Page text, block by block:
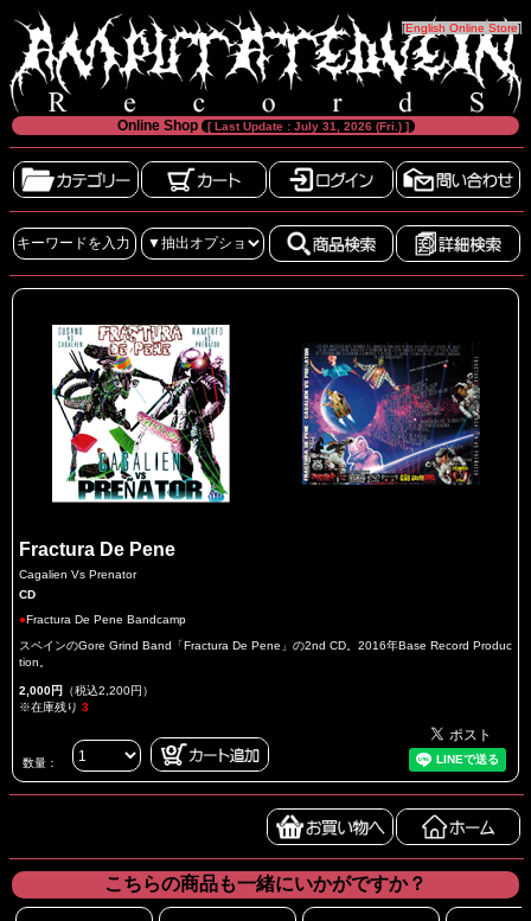
[English Online Store]
Online Shop [ Last Update : July 31, 2026 (Fri.) ]
Fractura De Pene
Cagalien Vs Prenator
CD
●Fractura De Pene Bandcamp
スペインのGore Grind Band「Fractura De Pene」の2nd CD。2016年Base Record Produc
tion。
2,000円 （税込2,200円）
※在庫残り 3
数量：
こちらの商品も一緒にいかがですか？